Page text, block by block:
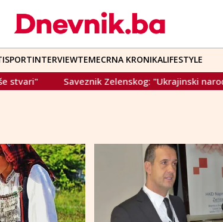
SPORTINTERVIEWTEMECRNA KRONIKALIFESTYLE
Saveznik Zelenskog: "Ukrajinski narod je